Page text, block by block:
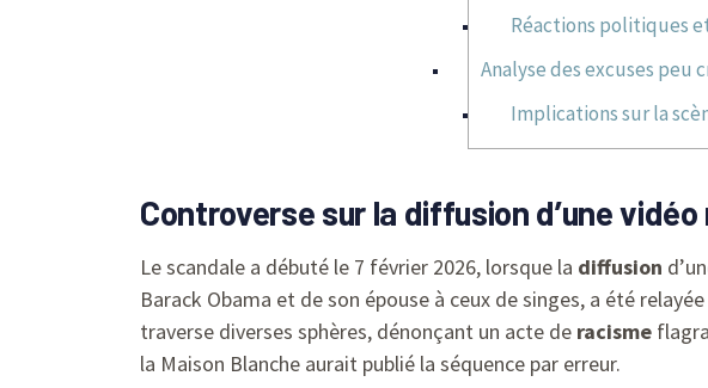
Réactions politiques
Analyse des excuses peu
Implications sur la
Controverse sur la diffusion d’une
Le scandale a débuté le 7 février 2026, lorsque la diffusion
Barack Obama et de son épouse à ceux de singes, a été
traverse diverses sphères, dénonçant un acte de racisme
la Maison Blanche aurait publié la séquence par erreur.